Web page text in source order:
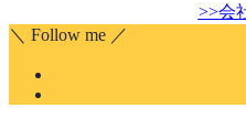
>>会
＼ Follow me ／